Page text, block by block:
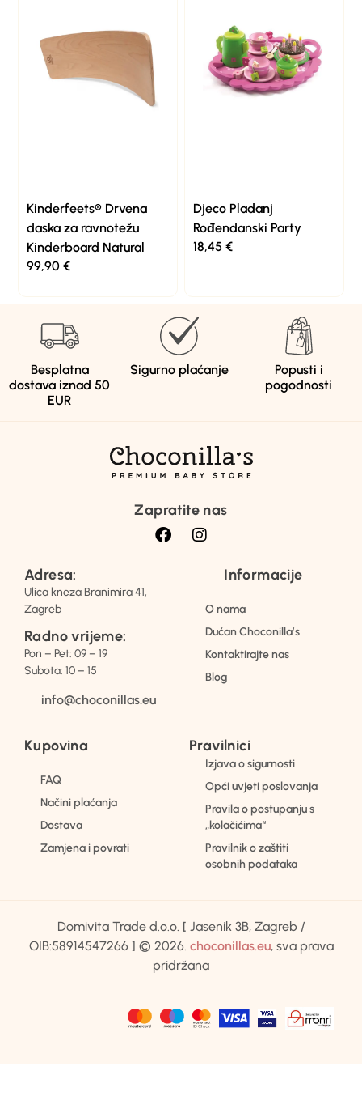
Kinderfeets® Drvena
daska za ravnotežu
Kinderboard Natural
99,90€
Djeco Pladanj
Rođendanski Party
18,45 €
Besplatna
dostava iznad 50
EUR
Sigurno plaćanje
Popusti i
pogodnosti
Zapratite nas
Adresa:
Ulica kneza Branimira 41,
Zagreb
Radno vrijeme:
Pon – Pet: 09 – 19
Subota: 10 – 15
info@choconillas.eu
Informacije
O nama
Dućan Choconilla’s
Kontaktirajte nas
Blog
Kupovina
FAQ
Načini plaćanja
Dostava
Zamjena i povrati
Pravilnici
Izjava o sigurnosti
Opći uvjeti poslovanja
Pravila o postupanju s
„kolačićima“
Pravilnik o zaštiti
osobnih podataka
Domivita Trade d.o.o. [ Jasenik 3B, Zagreb /
OIB:58914547266 ] © 2026. choconillas.eu, sva prava
pridržana